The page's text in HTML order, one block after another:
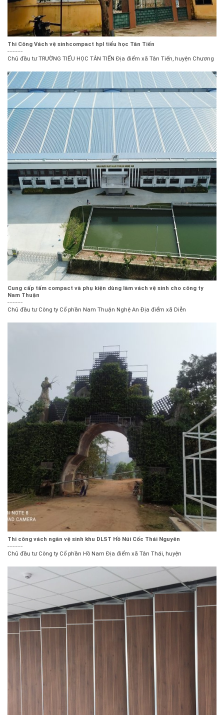
Thi Công Vách vệ sinhcompact hpl tiểu học Tân Tiến
Chủ đầu tư TRƯỜNG TIỂU HỌC TÂN TIẾN Địa điểm xã Tân Tiến, huyện Chương
Cung cấp tấm compact và phụ kiện dùng làm vách vệ sinh cho công ty
Nam Thuận
Chủ đầu tư Công ty Cổ phần Nam Thuận Nghệ An Địa điểm xã Diễn
Thi công vách ngăn vệ sinh khu DLST Hồ Núi Cốc Thái Nguyên
Chủ đầu tư Công ty Cổ phần Hồ Nam Địa điểm xã Tân Thái, huyện